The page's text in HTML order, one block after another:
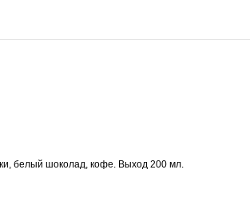
белый шоколад, кофе. Выход 200 мл.